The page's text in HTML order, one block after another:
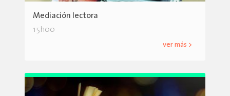
Mediación lectora
15h00
ver más >